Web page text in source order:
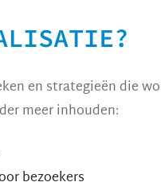
en strategieën die
meer inhouden:
bezoekers